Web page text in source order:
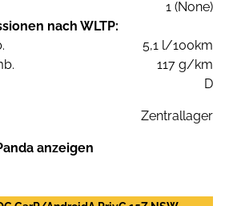
1 (None)
nach WLTP:
5,1 l/100km
117 g/km
D
Zentrallager
anzeigen